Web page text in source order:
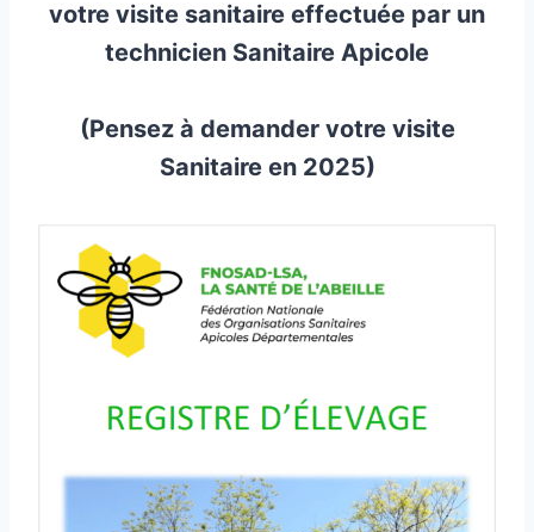
votre visite sanitaire effectuée par un
technicien Sanitaire Apicole
(Pensez à demander votre visite
Sanitaire en 2025)